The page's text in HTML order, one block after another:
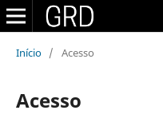
Início / Acesso
Acesso